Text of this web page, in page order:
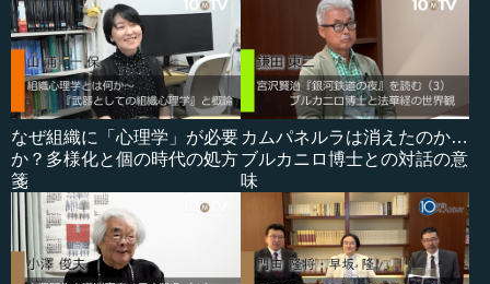
なぜ組織に「心理学」が必要
か？多様化と個の時代の処方
箋
カムパネルラは消えたのか…
ブルカニロ博士との対話の意
味